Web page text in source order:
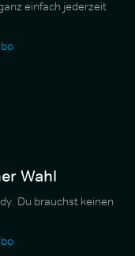
einfach jederzeit
Wahl
Du brauchst keinen